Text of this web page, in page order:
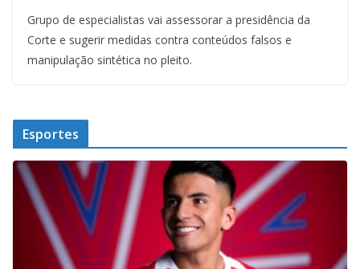
Grupo de especialistas vai assessorar a presidência da
Corte e sugerir medidas contra conteúdos falsos e
manipulação sintética no pleito.
Esportes